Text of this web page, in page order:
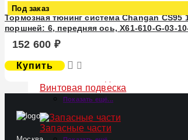
ПОДВЕСКА
Подвеска
×
Винтовая подвеска
Показать ещё...
Запасные части
Под заказ
Тормозная тюнинг система Changan
поршней: 6, передняя ось, X61-610-G-03-
152 600 ₽
Купить